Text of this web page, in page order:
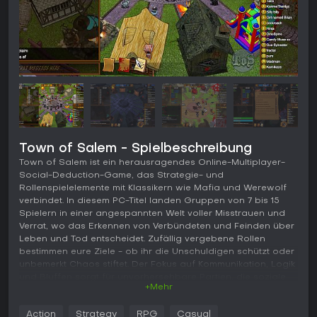
Town of Salem - Spielbeschreibung
Town of Salem ist ein herausragendes Online-Multiplayer-
Social-Deduction-Game, das Strategie- und
Rollenspielelemente mit Klassikern wie Mafia und Werewolf
verbindet. In diesem PC-Titel landen Gruppen von 7 bis 15
Spielern in einer angespannten Welt voller Misstrauen und
Verrat, wo das Erkennen von Verbündeten und Feinden über
Leben und Tod entscheidet. Zufällig vergebene Rollen
bestimmen eure Ziele - ob ihr die Unschuldigen schützt oder
unbemerkt Chaos stiftet. Der Fokus auf Kommunikation, Logik
Fähigkeiten und taktisches Denken auf die Probe stellen.
Gameplay
+Mehr
Action Strategy RPG Casual